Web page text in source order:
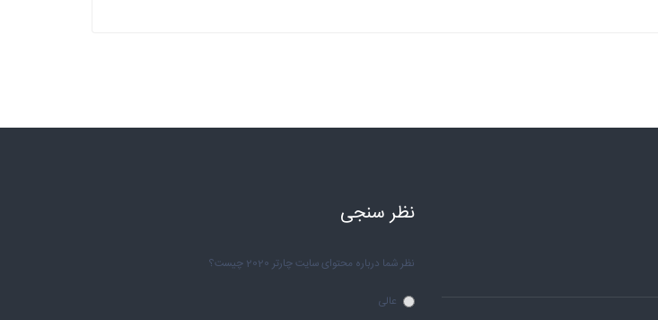
نظر سنجی
نظر شما درباره محتوای سایت چارتر 2020 چیست؟
عالی